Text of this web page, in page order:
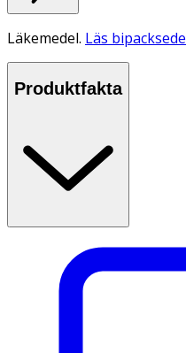
Läkemedel. Läs
Produktfakta